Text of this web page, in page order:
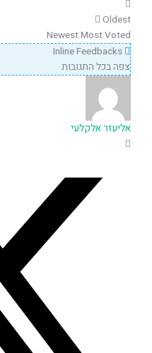
Oldest
NewestMost Voted
צפה בכל התגובות
אליעזר אלקלעי